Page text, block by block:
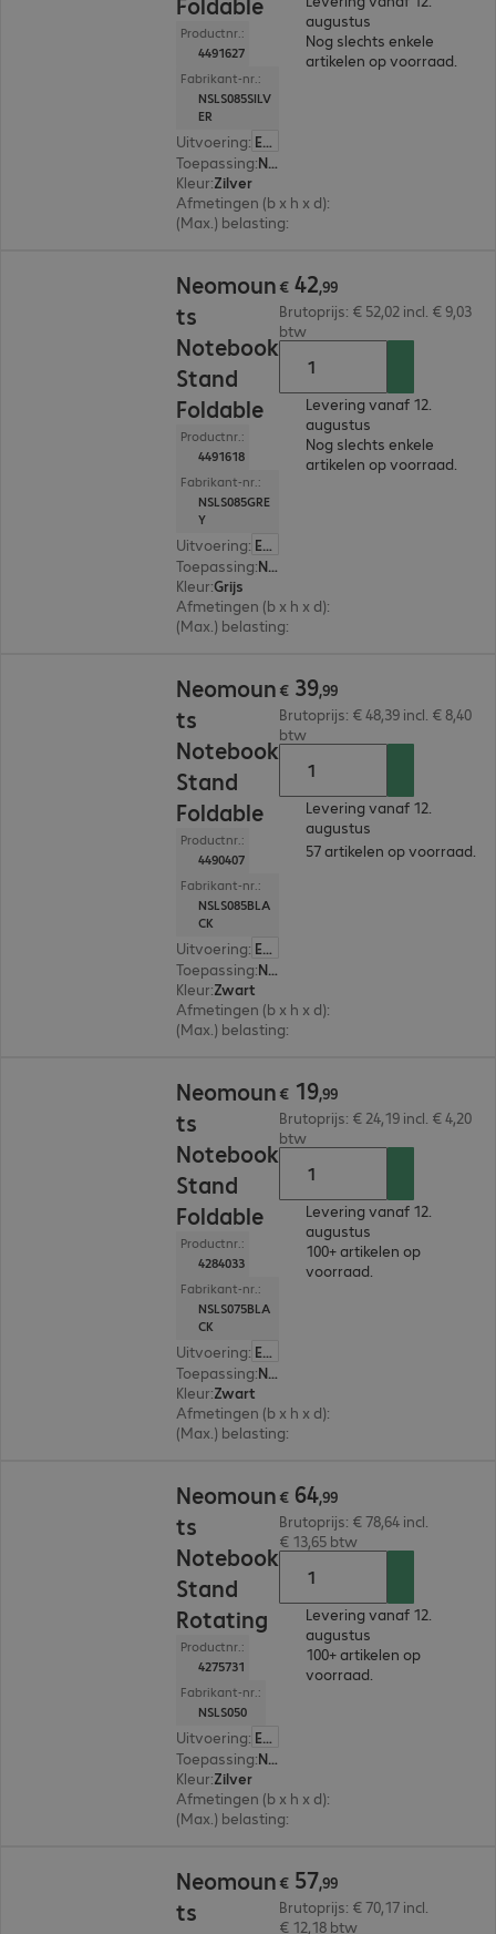
Productnr.:
4491627
Fabrikant-nr.:
NSLS085SILV
ER
Uitvoering: Europa
Toepassing: Notebook
Kleur:Zilver
Afmetingen (b x h x d):
(Max.) belasting:
augustus
Nog slechts enkele
artikelen op voorraad.
Neomoun
ts
Notebook
Stand
Foldable
Productnr.:
4491618
Fabrikant-nr.:
NSLS085GRE
Y
Uitvoering: Europa
Toepassing: Notebook
Kleur:Grijs
Afmetingen (b x h x d):
(Max.) belasting:
€ 42,99
Brutoprijs: € 52,02 incl. € 9,03
btw
Levering vanaf 12.
augustus
Nog slechts enkele
artikelen op voorraad.
Neomoun
ts
Notebook
Stand
Foldable
Productnr.:
4490407
Fabrikant-nr.:
NSLS085BLA
CK
Uitvoering: Europa
Toepassing: Notebook
Kleur:Zwart
Afmetingen (b x h x d):
(Max.) belasting:
€ 39,99
Brutoprijs: € 48,39 incl. € 8,40
btw
Levering vanaf 12.
augustus
57 artikelen op voorraad.
Neomoun
ts
Notebook
Stand
Foldable
Productnr.:
4284033
Fabrikant-nr.:
NSLS075BLA
CK
Uitvoering: Europa
Toepassing: Notebook, Tablet
Kleur:Zwart
Afmetingen (b x h x d):
(Max.) belasting:
€ 19,99
Brutoprijs: € 24,19 incl. € 4,20
btw
Levering vanaf 12.
augustus
100+ artikelen op
voorraad.
Neomoun
ts
Notebook
Stand
Rotating
Productnr.:
4275731
Fabrikant-nr.:
NSLS050
Uitvoering: Europa
Toepassing: Notebook
Kleur:Zilver
Afmetingen (b x h x d):
(Max.) belasting:
€ 64,99
Brutoprijs: € 78,64 incl.
€ 13,65 btw
Levering vanaf 12.
augustus
100+ artikelen op
voorraad.
Neomoun
ts
€ 57,99
Brutoprijs: € 70,17 incl.
€ 12,18 btw